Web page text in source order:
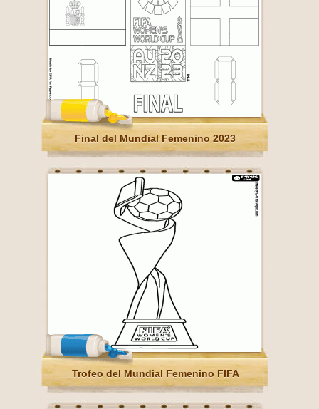
Final del Mundial Femenino 2023
Trofeo del Mundial Femenino FIFA